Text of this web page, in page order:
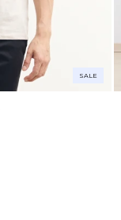
SALE